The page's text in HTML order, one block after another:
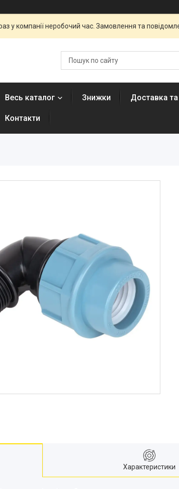
у компанії неробочий час. Замовлення та
Весь каталог Знижки Доставка
Контакти
Характеристики